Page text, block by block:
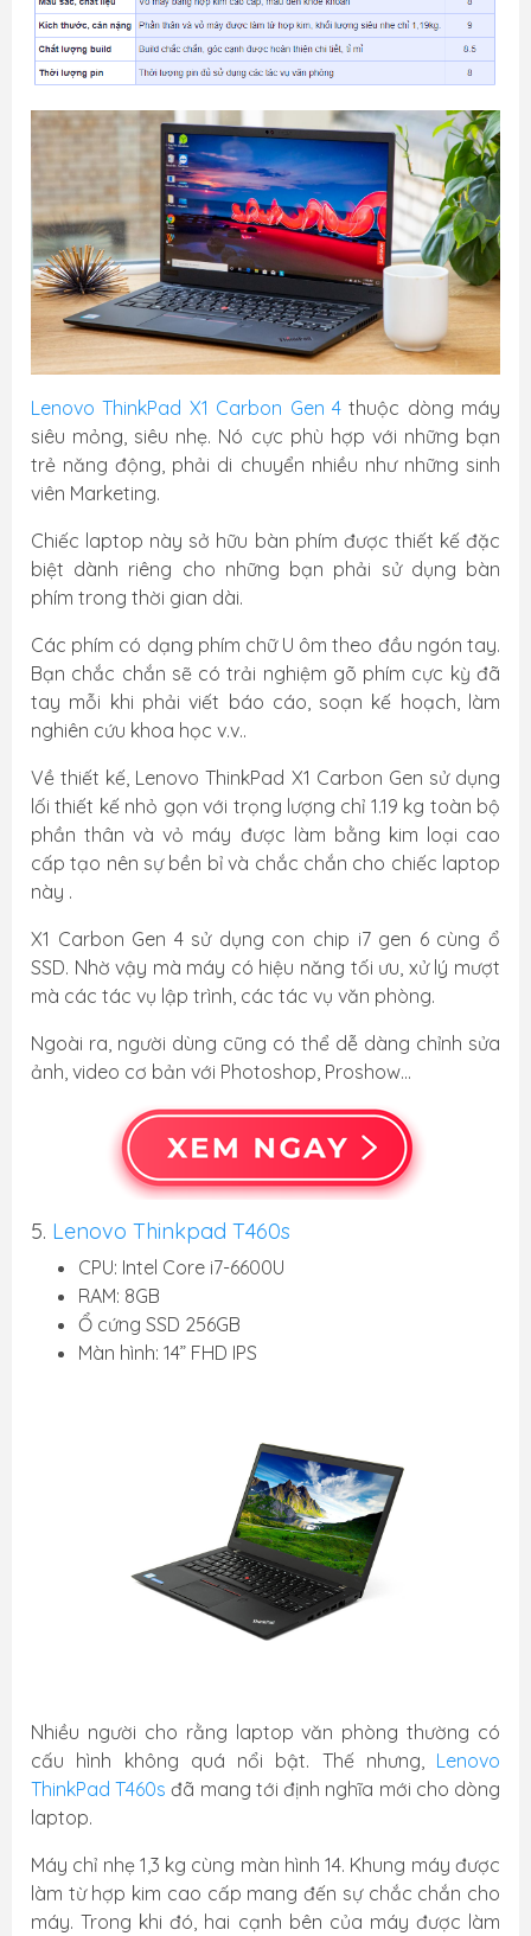
Lenovo ThinkPad X1 Carbon Gen 4thuộc dòng máy
siêu mỏng, siêu nhẹ. Nó cực phù hợp với những bạn
trẻ năng động, phải di chuyển nhiều như những sinh
viên Marketing.
Chiếc laptop này sở hữu bàn phím được thiết kế đặc
biệt dành riêng cho những bạn phải sử dụng bàn
phím trong thời gian dài.
Các phím có dạng phím chữ U ôm theo đầu ngón tay.
Bạn chắc chắn sẽ có trải nghiệm gõ phím cực kỳ đã
tay mỗi khi phải viết báo cáo, soạn kế hoạch, làm
nghiên cứu khoa học v.v..
Về thiết kế, Lenovo ThinkPad X1 Carbon Gen sử dụng
lối thiết kế nhỏ gọn với trọng lượng chỉ 1.19 kg toàn bộ
phần thân và vỏ máy được làm bằng kim loại cao
cấp tạo nên sự bền bỉ và chắc chắn cho chiếc laptop
này .
X1 Carbon Gen 4 sử dụng con chip i7 gen 6 cùng ổ
SSD. Nhờ vậy mà máy có hiệu năng tối ưu, xử lý mượt
mà các tác vụ lập trình, các tác vụ văn phòng.
Ngoài ra, người dùng cũng có thể dễ dàng chỉnh sửa
ảnh, video cơ bản với Photoshop, Proshow…
5. Lenovo Thinkpad T460s
CPU: Intel Core i7-6600U
RAM: 8GB
Ổ cứng SSD 256GB
Màn hình: 14” FHD IPS
Nhiều người cho rằng laptop văn phòng thường có
cấu hình không quá nổi bật. Thế nhưng, Lenovo
ThinkPad T460s đã mang tới định nghĩa mới cho dòng
laptop.
Máy chỉ nhẹ 1,3 kg cùng màn hình 14. Khung máy được
làm từ hợp kim cao cấp mang đến sự chắc chắn cho
máy. Trong khi đó, hai cạnh bên của máy được làm